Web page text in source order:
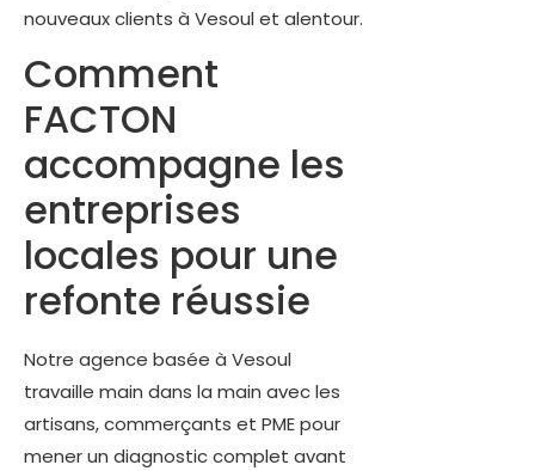
nouveaux clients à Vesoul et alentour.
Comment
FACTON
accompagne les
entreprises
locales pour une
refonte réussie
Notre agence basée à Vesoul
travaille main dans la main avec les
artisans, commerçants et PME pour
mener un diagnostic complet avant